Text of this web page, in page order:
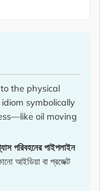
the physical
symbolically
oil moving
পরিবহনের পাইপলাইন
আইডিয়া বা প্রজেক্ট